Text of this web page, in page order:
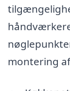
montering